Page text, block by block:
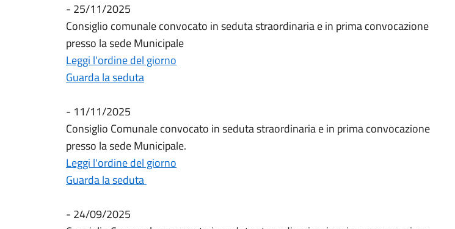
- 25/11/2025
Consiglio comunale convocato in seduta straordinaria e in prima convocazione
presso la sede Municipale
Leggi l'ordine del giorno
Guarda la seduta
- 11/11/2025
Consiglio Comunale convocato in seduta straordinaria e in prima convocazione
presso la sede Municipale.
Leggi l'ordine del giorno
Guarda la seduta
- 24/09/2025